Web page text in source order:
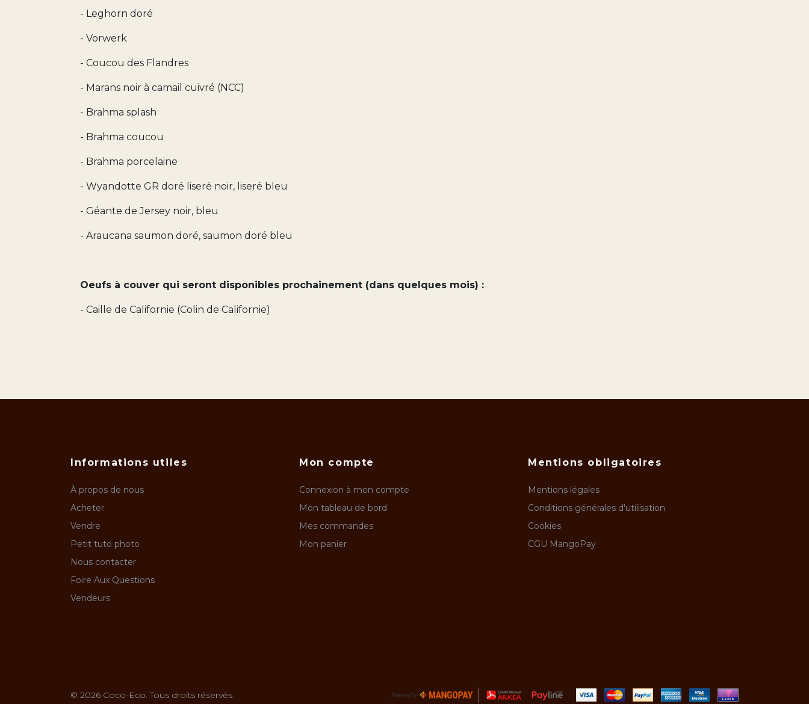
- Leghorn doré
- Vorwerk
- Coucou des Flandres
- Marans noir à camail cuivré (NCC)
- Brahma splash
- Brahma coucou
- Brahma porcelaine
- Wyandotte GR doré liseré noir, liseré bleu
- Géante de Jersey noir, bleu
- Araucana saumon doré, saumon doré bleu
Oeufs à couver qui seront disponibles prochainement (dans quelques mois) :
- Caille de Californie (Colin de Californie)
Informations utiles
À propos de nous
Acheter
Vendre
Petit tuto photo
Nous contacter
Foire Aux Questions
Vendeurs
Mon compte
Connexion à mon compte
Mon tableau de bord
Mes commandes
Mon panier
Mentions obligatoires
Mentions légales
Conditions générales d'utilisation
Cookies
CGU MangoPay
© 2026 Coco-Eco. Tous droits réservés